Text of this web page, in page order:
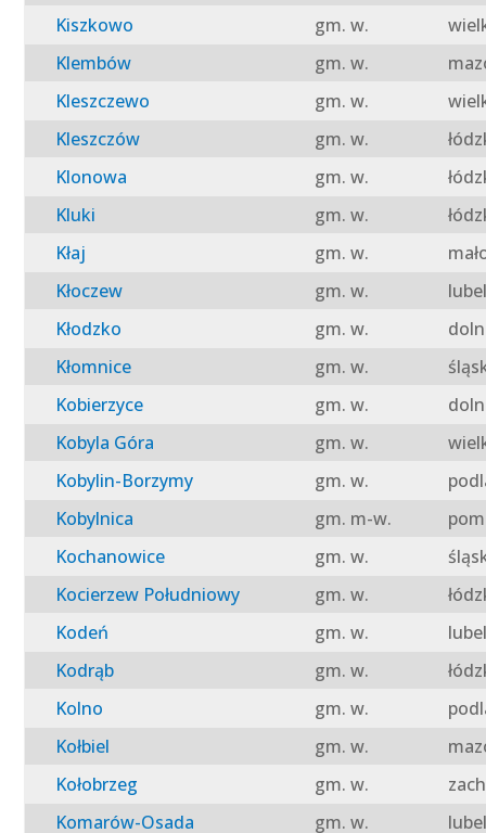
Kiszkowo
gm. w.
Klembów
gm. w.
Kleszczewo
gm. w.
Kleszczów
gm. w.
Klonowa
gm. w.
Kluki
gm. w.
Kłaj
gm. w.
Kłoczew
gm. w.
Kłodzko
gm. w.
Kłomnice
gm. w.
Kobierzyce
gm. w.
Kobyla Góra
gm. w.
Kobylin-Borzymy
gm. w.
Kobylnica
gm. m-w.
Kochanowice
gm. w.
Kocierzew Południowy
gm. w.
Kodeń
gm. w.
Kodrąb
gm. w.
Kolno
gm. w.
Kołbiel
gm. w.
Kołobrzeg
gm. w.
Komarów-Osada
gm. w.